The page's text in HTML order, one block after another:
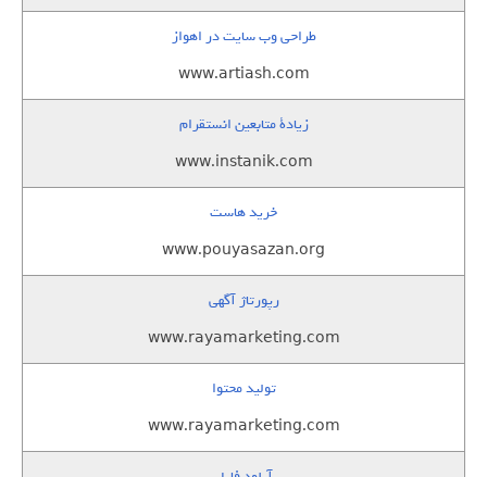
طراحی وب سایت در اهواز
www.artiash.com
زيادة متابعين انستقرام
www.instanik.com
خرید هاست
www.pouyasazan.org
رپورتاژ آگهی
www.rayamarketing.com
تولید محتوا
www.rayamarketing.com